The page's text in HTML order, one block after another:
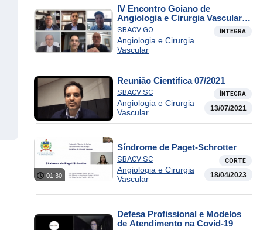
IV Encontro Goiano de
Angiologia e Cirurgia Vascular e
Endovascular – PARTE I
SBACV GO ÍNTEGRA
Angiologia e Cirurgia
Vascular
Reunião Cientifica 07/2021
SBACV SC ÍNTEGRA
Angiologia e Cirurgia
Vascular
13/07/2021
01:30
Síndrome de Paget-Schrotter
SBACV SC CORTE
Angiologia e Cirurgia
Vascular
18/04/2023
Defesa Profissional e Modelos
de Atendimento na Covid-19